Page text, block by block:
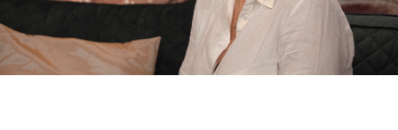
Upali
zvuk
43.18%